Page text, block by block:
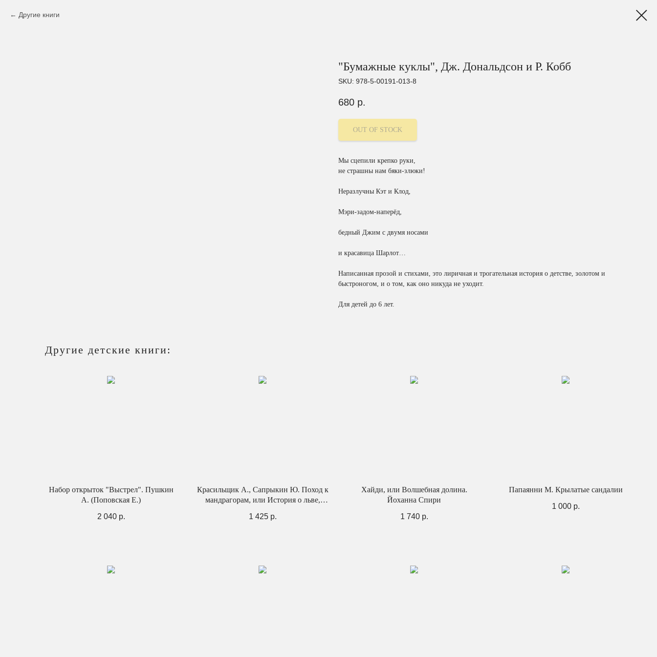
Другие книги
"Бумажные куклы", Дж. Дональдсон и Р. Кобб
SKU: 978-5-00191-013-8
680 р.
OUT OF STOCK
Мы сцепили крепко руки,
не страшны нам бяки-злюки!
Неразлучны Кэт и Клод,
Мэри-задом-наперёд,
бедный Джим с двумя носами
и красавица Шарлот…
Написанная прозой и стихами, это лиричная и трогательная история о детстве, золотом и
быстроногом, и о том, как оно никуда не уходит.
Для детей до 6 лет.
Другие детские книги:
Набор открыток "Выстрел". Пушкин
А. (Поповская Е.)
2 040 р.
Красильщик А., Сапрыкин Ю. Поход к
мандрагорам, или История о льве,
стать совой
1 425 р.
Хайди, или Волшебная долина.
Йоханна Спири
1 740 р.
Папаянни М. Крылатые сандалии
1 000 р.